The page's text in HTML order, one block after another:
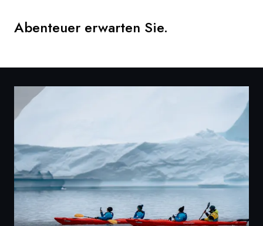
Abenteuer erwarten Sie.